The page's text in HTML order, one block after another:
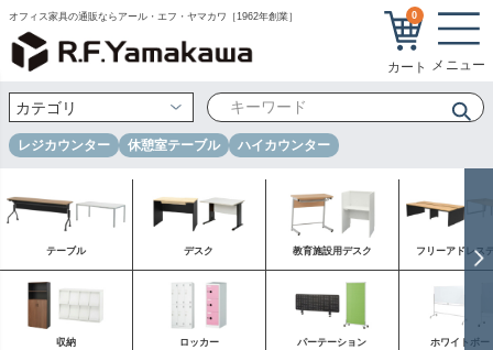
オフィス家具の通販ならアール・エフ・ヤマカワ［1962年創業］ 0
レジカウンター 休憩室テーブル ハイカウンター
テーブル デスク 教育施設用デスク フリーアドレス
収納 ロッカー パーテーション ホワイトボー